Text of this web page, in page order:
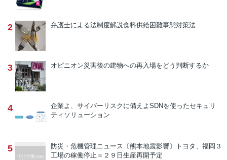
2 弁護士による法制度解説食料供給困難事態対策法
3 オピニオン災害後の建物への再入場をどう判断するか
4 企業よ、サイバーリスクに備えよ SDNを使ったセキュリ
ティソリューション
5 防災・危機管理ニュース 〔熊本地震影響〕トヨタ、福岡３
工場の稼働停止＝２９日生産再開予定